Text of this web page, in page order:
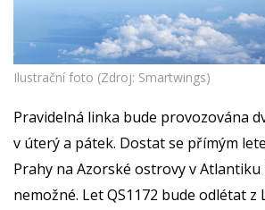
Ilustrační foto (Zdroj: Smartwings)
Pravidelná linka bude provozována
v úterý a pátek. Dostat se přímým
Prahy na Azorské ostrovy v
nemožné. Let QS1172 bude odlétat z